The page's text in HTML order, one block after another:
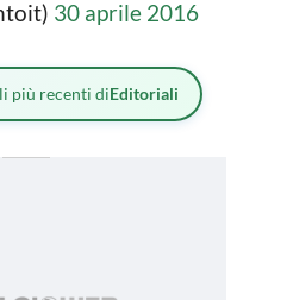
30 aprile 2016
più recenti diEditoriali